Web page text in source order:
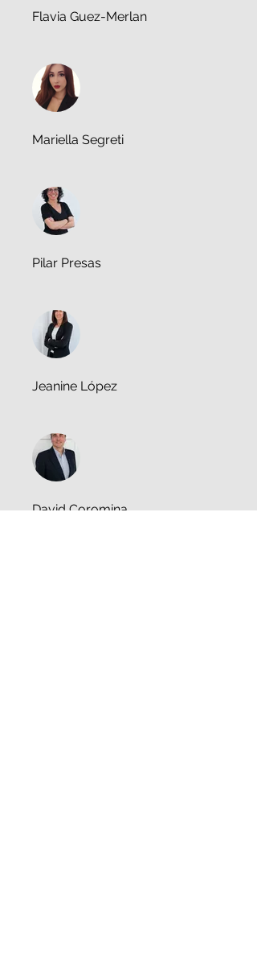
Flavia Guez-Merlan
Mariella Segreti
Pilar Presas
Jeanine López
David Coromina